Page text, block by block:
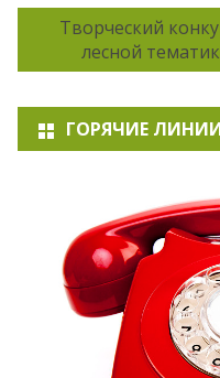
Творческий
лесной
ГОРЯЧИЕ